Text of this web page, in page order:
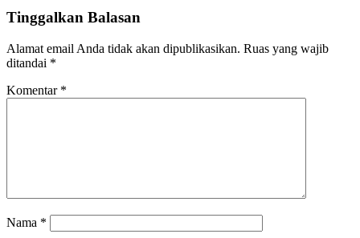
Tinggalkan Balasan
Alamat email Anda tidak akan dipublikasikan. Ruas yang wajib
ditandai *
Komentar *
Nama *